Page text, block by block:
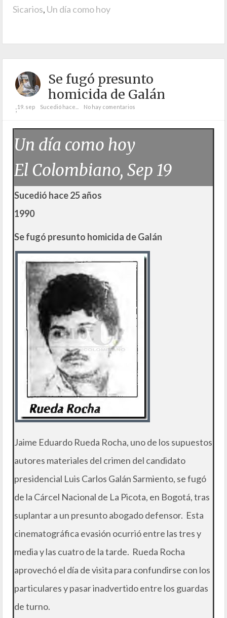
Sicarios, Un día como hoy
Se fugó presunto
homicida de Galán
;19. sep Sucedió hace... No hay comentarios
Un día como hoy
El Colombiano, Sep 19
Sucedió hace 25 años
1990
Se fugó presunto homicida de Galán
Jaime Eduardo Rueda Rocha, uno de los supuestos
autores materiales del crimen del candidato
presidencial Luis Carlos Galán Sarmiento, se fugó
de la Cárcel Nacional de La Picota, en Bogotá, tras
suplantar a un presunto abogado defensor. Esta
cinematográfica evasión ocurrió entre las tres y
media y las cuatro de la tarde. Rueda Rocha
aprovechó el día de visita para confundirse con los
particulares y pasar inadvertido entre los guardas
de turno.